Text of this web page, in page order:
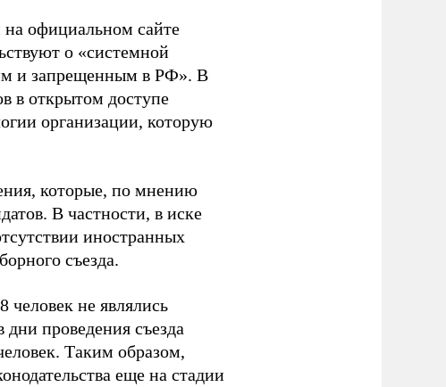
на официальном сайте
о «системной
и запрещенным в РФ». В
в открытом доступе
организации, которую
которые, по мнению
В частности, в иске
иностранных
съезда.
не являлись
проведения съезда
Таким образом,
еще на стадии